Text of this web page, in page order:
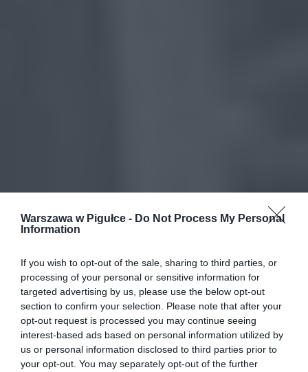
Warszawa w Pigułce - Do Not Process My Personal
Information
If you wish to opt-out of the sale, sharing to third parties, or
processing of your personal or sensitive information for
targeted advertising by us, please use the below opt-out
section to confirm your selection. Please note that after your
opt-out request is processed you may continue seeing
interest-based ads based on personal information utilized by
us or personal information disclosed to third parties prior to
your opt-out. You may separately opt-out of the further